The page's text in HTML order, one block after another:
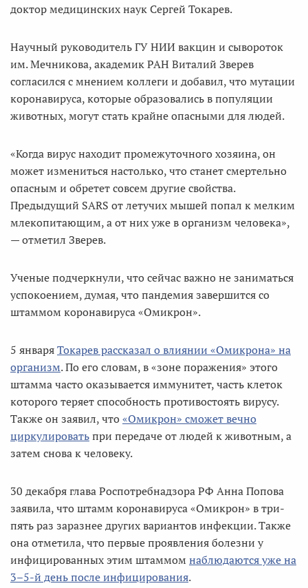
доктор медицинских наук Сергей Токарев.
Научный руководитель ГУ НИИ вакцин и сывороток
им. Мечникова, академик РАН Виталий Зверев
согласился с мнением коллеги и добавил, что мутации
коронавируса, которые образовались в популяции
животных, могут стать крайне опасными для людей.
«Когда вирус находит промежуточного хозяина, он
может измениться настолько, что станет смертельно
опасным и обретет совсем другие свойства.
Предыдущий SARS от летучих мышей попал к мелким
млекопитающим, а от них уже в организм человека»,
— отметил Зверев.
Ученые подчеркнули, что сейчас важно не заниматься
успокоением, думая, что пандемия завершится со
штаммом коронавируса «Омикрон».
5 январяТокарев рассказал о влиянии «Омикрона» на
организм. По его словам, в «зоне поражения» этого
штамма часто оказывается иммунитет, часть клеток
которого теряет способность противостоять вирусу.
Также он заявил, что«Омикрон» сможет вечно
циркулироватьпри передаче от людей к животным, а
затем снова к человеку.
30 декабря глава Роспотребнадзора РФ Анна Попова
заявила, что штамм коронавируса «Омикрон» в три-
пять раз заразнее других вариантов инфекции. Также
она отметила, что первые проявления болезни у
инфицированных этим штаммом наблюдаются уже на
3–5-й день после инфицирования.